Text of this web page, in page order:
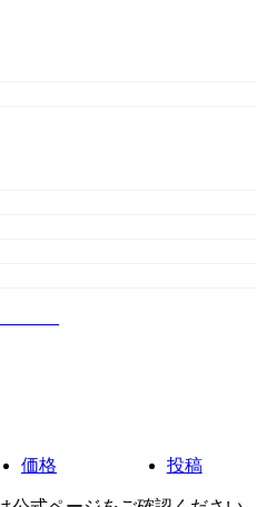
価格 投稿